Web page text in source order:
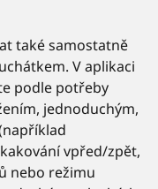
také samostatně
V aplikaci
podle potřeby
jednoduchým,
vpřed/zpět,
nebo režimu